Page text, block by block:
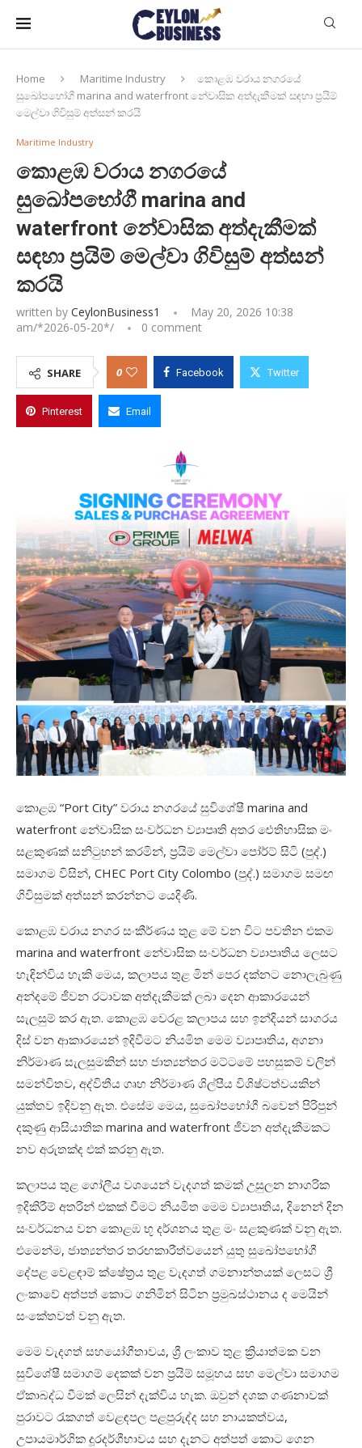
Home Maritime Industry
කොළඹ වරාය නගරයේ
සුඛෝපභෝගී marina and waterfront නේවාසික අත්දැකීමක් සඳහා ප්‍රයිම්
මෙල්වා ගිවිසුම් අත්සන් කරයි
Maritime Industry
කොළඹ වරාය නගරයේ
සුඛෝපභෝගී marina and
waterfront නේවාසික අත්දැකීමක්
සඳහා ප්‍රයිම් මෙල්වා ගිවිසුම් අත්සන්
කරයි
written by CeylonBusiness1
May 20, 2026 10:38
am/*2026-05-20*/ 0 comment
SHARE 0 Facebook Twitter
Pinterest Email
කොළඹ “Port City” වරාය නගරයේ සුවිශේෂී marina and
waterfront නේවාසික සංවර්ධන ව්‍යාපෘති අතර ඓතිහාසික මං
සළකුණක් සනිටුහන් කරමින්, ප්‍රයිම් මෙල්වා පෝර්ට් සිටි (පුද්.)
සමාගම විසින්, CHEC Port City Colombo (පුද්.) සමාගම සමඟ
ගිවිසුමක් අත්සන් කරන්නට යෙදිණි.
කොළඹ වරාය නගර සංකීර්ණය තුළ මේ වන විට පවතින එකම
marina and waterfront නේවාසික සංවර්ධන ව්‍යාපෘතිය ලෙසට
හැඳින්විය හැකි මෙය, කලාපය තුළ මින් පෙර දක්නට නොලැබුණු
අන්දමේ ජීවන රටාවක අත්දැකීමක් ලබා දෙන ආකාරයෙන්
සැලසුම් කර ඇත. කොළඹ වෙරළ කලාපය සහ ඉන්දියන් සාගරය
දිස් වන ආකාරයෙන් ඉදිවීමට නියමිත මෙම ව්‍යාපෘතිය, අගනා
නිර්මාණ සැලසුමකින් සහ ජාත්‍යන්තර මට්ටමේ පහසුකම් වලින්
සමන්විතව, අද්විතීය ගෘහ නිර්මාණ ශිල්පීය විශිෂ්ටත්වයකින්
යුක්තව ඉදිවනු ඇත. එසේම මෙය, සුඛෝපභෝගී බවෙන් පිරිපුන්
දකුණු ආසියාතික marina and waterfront ජීවන අත්දැකීමකට
නව අරුතක්ද එක් කරනු ඇත.
කලාපය තුළ ගෝලීය වශයෙන් වැදගත් කමක් උසුලන නාගරික
ඉදිකිරීම් අතරින් එකක් වීමට නියමිත මෙම ව්‍යාපෘතිය, දිනෙන් දින
සංවර්ධනය වන කොළඹ භූ දර්ශනය තුළ මං සළකුණක් වනු ඇත.
එමෙන්ම, ජාත්‍යන්තර තරඟකාරීත්වයෙන් යුතු සුඛෝපභෝගී
දේපළ වෙළඳාම් ක්ෂේත්‍රය තුළ වැදගත් ගමනාන්තයක් ලෙසට ශ්‍රී
ලංකාවේ අත්පත් කොට ගනිමින් සිටින ප්‍රමුඛස්ථානය ද මෙයින්
සංකේතවත් වනු ඇත.
මෙම වැදගත් සහයෝගීතාවය, ශ්‍රී ලංකාව තුළ ක්‍රියාත්මක වන
සුවිශේෂී සමාගම් දෙකක් වන ප්‍රයිම් සමූහය සහ මෙල්වා සමාගම
ඒකාබද්ධ වීමක් ලෙසින් දැක්විය හැක. ඔවුන් දශක ගණනාවක්
පුරාවට රැකගත් වෙළඳපල පළපුරුද්ද සහ නායකත්වය,
උපායමාර්ගික දූරදර්ශීභාවය සහ දැනට අත්පත් කොට ගෙන